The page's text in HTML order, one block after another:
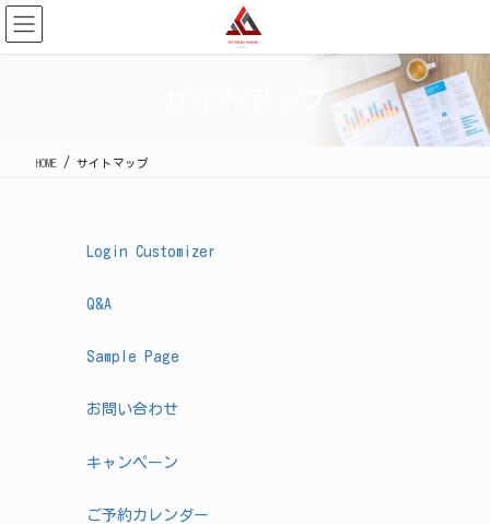
コ
ン
ナ
ビ
HOME サイトマップ
Login Customizer
Q&A
Sample Page
お問い合わせ
キャンペーン
ご予約カレンダー